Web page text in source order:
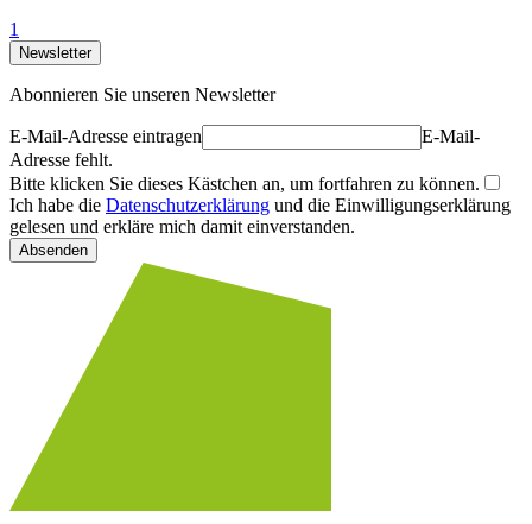
1
Newsletter
Abonnieren Sie unseren Newsletter
E-Mail-Adresse eintragen
E-Mail-
Adresse fehlt.
Bitte klicken Sie dieses Kästchen an, um fortfahren zu können.
Ich habe die Datenschutzerklärung und die Einwilligungserklärung
gelesen und erkläre mich damit einverstanden.
Absenden